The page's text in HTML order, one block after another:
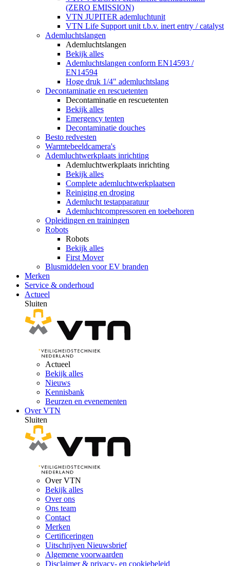
(ZERO EMISSION)
VTN JUPITER ademluchtunit
VTN Life Support unit t.b.v. inert entry / catalyst
Ademluchtslangen
Ademluchtslangen
Bekijk alles
Ademluchtslangen conform EN14593 /
EN14594
Hoge druk 1/4" ademluchtslang
Decontaminatie en rescuetenten
Decontaminatie en rescuetenten
Bekijk alles
Emergency tenten
Decontaminatie douches
Besto redvesten
Warmtebeeldcamera's
Ademluchtwerkplaats inrichting
Ademluchtwerkplaats inrichting
Bekijk alles
Complete ademluchtwerkplaatsen
Reiniging en droging
Ademlucht testapparatuur
Ademluchtcompressoren en toebehoren
Opleidingen en trainingen
Robots
Robots
Bekijk alles
First Mover
Blusmiddelen voor EV branden
Merken
Service & onderhoud
Actueel
Sluiten
Actueel
Bekijk alles
Nieuws
Kennisbank
Beurzen en evenementen
Over VTN
Sluiten
Over VTN
Bekijk alles
Over ons
Ons team
Contact
Merken
Certificeringen
Uitschrijven Nieuwsbrief
Algemene voorwaarden
Disclaimer & privacy- en cookiebeleid